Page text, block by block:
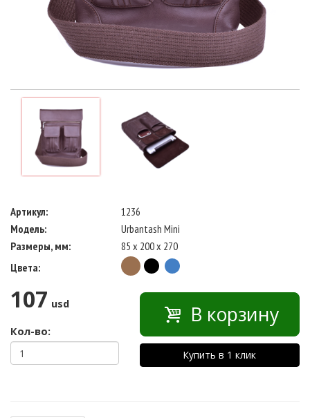
Артикул:
1236
Модель:
Urbantash Mini
Размеры, мм:
85 x 200 x 270
Цвета:
107 usd
Кол-во:
В корзину
Купить в 1 клик